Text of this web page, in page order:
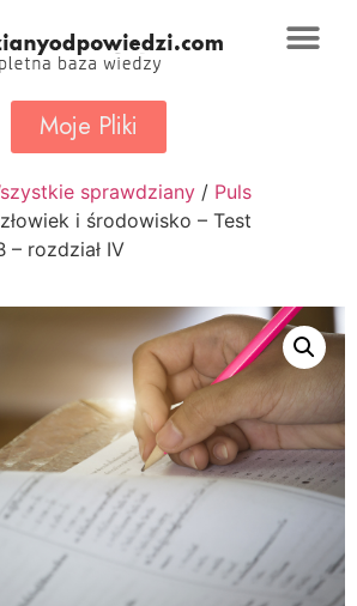
Moje Pliki
sprawdziany / Puls
i środowisko – Test
– rozdział IV